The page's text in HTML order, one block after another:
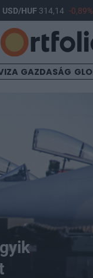
314,14 -0,89%
GAZDASÁG